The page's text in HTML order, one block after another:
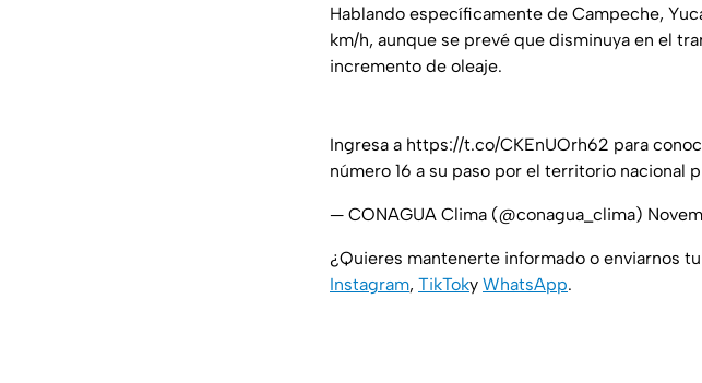
Hablando específicamente de Campeche,
km/h, aunque se prevé que disminuya en el
incremento de oleaje.
Ingresa a https://t.co/CKEnUOrh62 para
número 16 a su paso por el territorio nacional
— CONAGUA Clima (@conagua_clima)
¿Quieres mantenerte informado o enviarnos
Instagram, TikToky WhatsApp.